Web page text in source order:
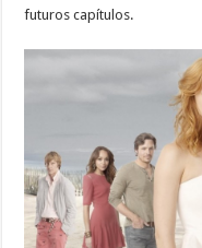
futuros capítulos.